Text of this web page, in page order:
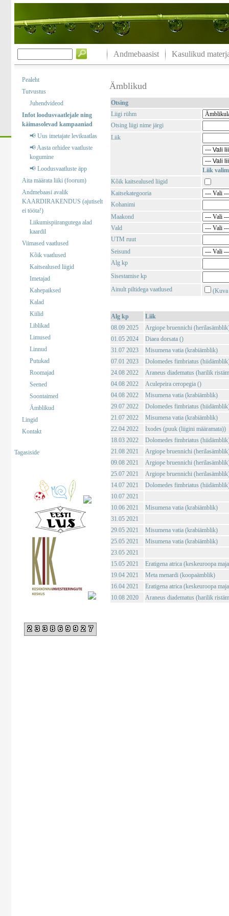
Andmebaasist Kasulikud
Pealeht
Tutvustus
Juhendvideod
Infot loodusvaatlejale ning
käimasolevad kampaaniad
📢 Uus imetajate levikuatlas
📢 Aasta orhidee vaatluste
kogumine
📢 Loodusvaatluste äpp
Aita määrata liiki (foorum)
Andmebaasi avalik
KAARDIRAKENDUS (ajutiselt
ei tööta!)
Liikumispiirangutega alad
kaardil
Viimased vaatlused
Kõik vaatlused
Kaitsealused liigid
Imetajad
Kahepaiksed
Kalad
Kiilid
Liblikad
Limused
Linnud
Putukad
Roomajad
Seened
Soontaimed
Ämblikud
Lingid
Kontakt
Tagasiside
233869927
Ämblikud
Otsing
Liigi rühm
Otsing liigi nime järgi
Liik
Liik
Kõik kaitsealused liigid
Kaitsekategooria
Kohanimi
Maakond
Vald
UTM ruut
Seisund
Alg kp
Sisestamise kp
Ainult piltidega vaatlused
(Kuva
Alg kp
Liik
08.09 2025
Argiope bruennichi
01.05 2024
Diaea dorsata ()
31.07 2023
Misumena vatia (krabiämblik)
07.01 2023
Dolomedes fimbriatus
24.08 2022
Araneus diadematus (harilik
04.08 2022
Aculepeira ceropegia ()
04.08 2022
Misumena vatia (krabiämblik)
29.07 2022
Dolomedes fimbriatus
21.07 2022
Misumena vatia (krabiämblik)
22.04 2022
Ixodes (puuk (liigini määramata))
18.03 2022
Dolomedes fimbriatus
21.08 2021
Argiope bruennichi
09.08 2021
Argiope bruennichi
25.07 2021
Argiope bruennichi
14.07 2021
Dolomedes fimbriatus
10.07 2021
10.06 2021
Misumena vatia (krabiämblik)
31.05 2021
29.05 2021
Misumena vatia (krabiämblik)
25.05 2021
Misumena vatia (krabiämblik)
23.05 2021
15.05 2021
Eratigena atrica (keskeuroopa
19.04 2021
Meta menardi (koopaämblik)
16.04 2021
Eratigena atrica (keskeuroopa
10.08 2020
Araneus diadematus (harilik